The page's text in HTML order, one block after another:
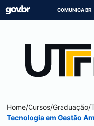
COMUNICA BR
Home/Cursos/Graduação/
Tecnologia em Gestão